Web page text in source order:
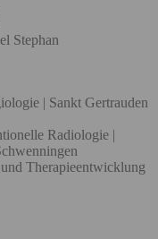
Stephan
| Sankt Gertrauden
Radiologie |
Therapieentwicklung